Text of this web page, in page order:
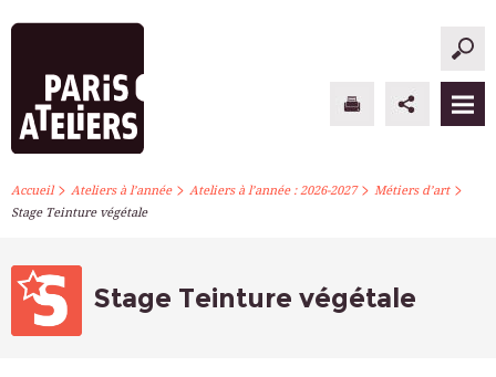
PARIS ATELIERS
ATELIERS À L’ANNÉE
Accueil> Ateliers à l’année> Ateliers à l’année : 2026-2027> Métiers d’art>
Stage Teinture végétale
Stage Teinture végétale